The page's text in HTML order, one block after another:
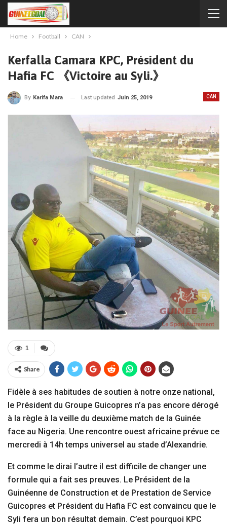
Home Football CAN
Kerfalla Camara KPC, Président du
Hafia FC 《Victoire au Syli.》
CAN
By Karifa Mara Last updated Juin 25, 2019
1
Share
Fidèle à ses habitudes de soutien à notre onze national,
le Président du Groupe Guicopres n’a pas encore dérogé
à la règle à la veille du deuxième match de la Guinée
face au Nigeria. Une rencontre ouest africaine prévue ce
mercredi à 14h temps universel au stade d’Alexandrie.
Et comme le dirai l’autre il est difficile de changer une
formule qui a fait ses preuves. Le Président de la
Guinéenne de Construction et de Prestation de Service
Guicopres et Président du Hafia FC est convaincu que le
Syli fera un bon résultat demain. C’est pourquoi KPC